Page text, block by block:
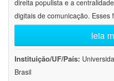
direita populista e a
digitais de comunicação. Esses
leia
Instituição/UF/País:
Brasil